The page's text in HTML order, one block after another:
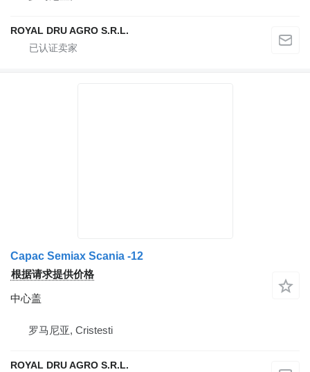
ROYAL DRU AGRO S.R.L.
Capac Semiax Scania -12
根据请求提供价格
中心盖
罗马尼亚, Cristesti
ROYAL DRU AGRO S.R.L.